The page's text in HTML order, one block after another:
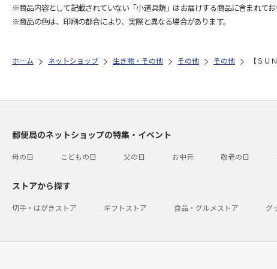
※商品内容として記載されていない「小道具類」はお届けする商品に含まれてお
※商品の色は、印刷の都合により、実際と異なる場合があります。
ホーム ネットショップ 生き物・その他 その他 その他 【Ｓ
郵便局のネットショップの特集・イベント
母の日 こどもの日 父の日 お中元 敬老の日
ストアから探す
切手・はがきストア ギフトストア 食品・グルメストア グ